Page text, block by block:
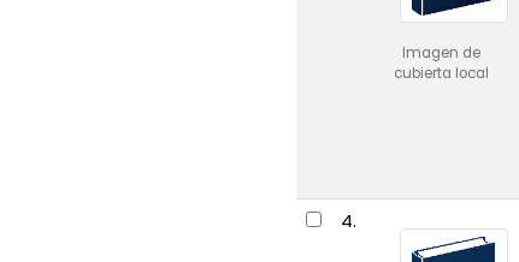
Imagen de
cubierta local
4.